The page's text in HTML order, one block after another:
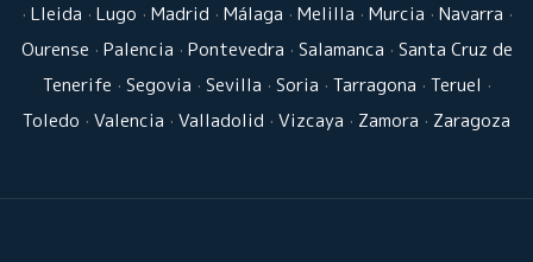
· Lleida · Lugo · Madrid · Málaga · Melilla · Murcia · Navarra ·
Ourense · Palencia · Pontevedra · Salamanca · Santa Cruz de
Tenerife · Segovia · Sevilla · Soria · Tarragona · Teruel ·
Toledo · Valencia · Valladolid · Vizcaya · Zamora · Zaragoza